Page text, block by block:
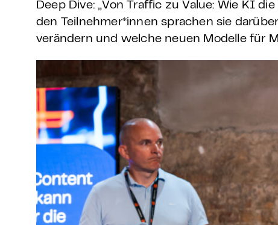
Deep Dive: „Von Traffic zu Value: Wie KI
den Teilnehmer*innen sprachen sie
verändern und welche neuen Modelle für